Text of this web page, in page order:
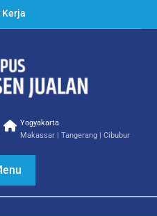
Kerja
untuk
–
Yogyakarta
Makassar | Tangerang | Cibubur